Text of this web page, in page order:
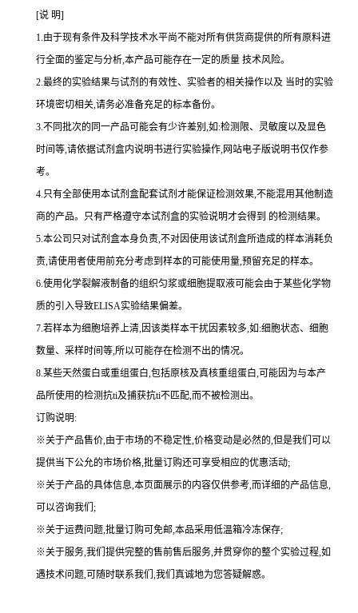
[说 明]
1.由于现有条件及科学技术水平尚不能对所有供货商提供的所有原料进
行全面的鉴定与分析,本产品可能存在一定的质量 技术风险。
2.最终的实验结果与试剂的有效性、实验者的相关操作以及 当时的实验
环境密切相关,请务必准备充足的标本备份。
3.不同批次的同一产品可能会有少许差别,如:检测限、灵敏度以及显色
时间等,请依据试剂盒内说明书进行实验操作,网站电子版说明书仅作参
考。
4.只有全部使用本试剂盒配套试剂才能保证检测效果,不能混用其他制造
商的产品。只有严格遵守本试剂盒的实验说明才会得到 的检测结果。
5.本公司只对试剂盒本身负责,不对因使用该试剂盒所造成的样本消耗负
责,请使用者使用前充分考虑到样本的可能使用量,预留充足的样本。
6.使用化学裂解液制备的组织匀浆或细胞提取液可能会由于某些化学物
质的引入导致ELISA实验结果偏差。
7.若样本为细胞培养上清,因该类样本干扰因素较多,如:细胞状态、细胞
数量、采样时间等,所以可能存在检测不出的情况。
8.某些天然蛋白或重组蛋白,包括原核及真核重组蛋白,可能因为与本产
品所使用的检测抗ti及捕获抗ti不匹配,而不被检测出。
订购说明:
※关于产品售价,由于市场的不稳定性,价格变动是必然的,但是我们可以
提供当下公允的市场价格,批量订购还可享受相应的优惠活动;
※关于产品的具体信息,本页面展示的内容仅供参考,而详细的产品信息,
可以咨询我们;
※关于运费问题,批量订购可免邮,本品采用低温箱冷冻保存;
※关于服务,我们提供完整的售前售后服务,并贯穿你的整个实验过程,如
遇技术问题,可随时联系我们,我们真诚地为您答疑解惑。